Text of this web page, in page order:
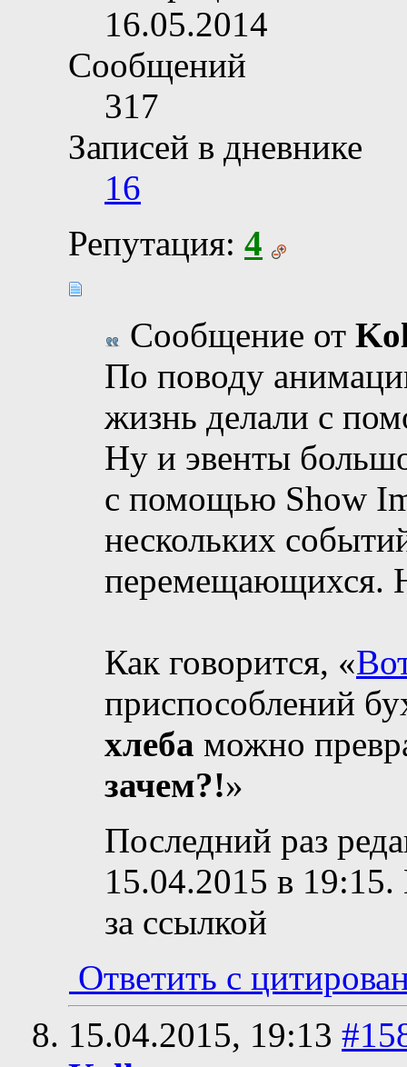
16.05.2014
Сообщений
317
Записей в дневнике
16
Репутация: 4
Сообщение от
По поводу
жизнь делали с
Ну и эвенты
с помощью Show
нескольких
перемещающихся.
Как говорится, «
приспособлений
хлеба можно
зачем?!»
Последний раз
15.04.2015 в 19:15.
за ссылкой
Ответить с
15.04.2015, 19:13